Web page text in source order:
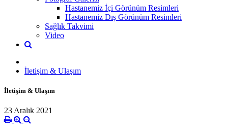
Hastanemiz İçi Görünüm Resimleri
Hastanemiz Dış Görünüm Resimleri
Sağlık Takvimi
Video
İletişim & Ulaşım
İletişim & Ulaşım
23 Aralık 2021